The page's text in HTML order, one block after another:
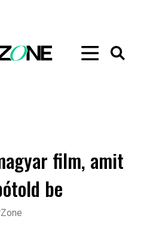
film, amit
be